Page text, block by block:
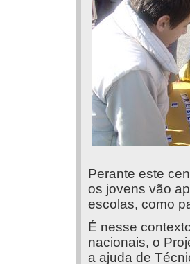
Perante este
os jovens vão
escolas, como
É nesse
nacionais, o
a ajuda de